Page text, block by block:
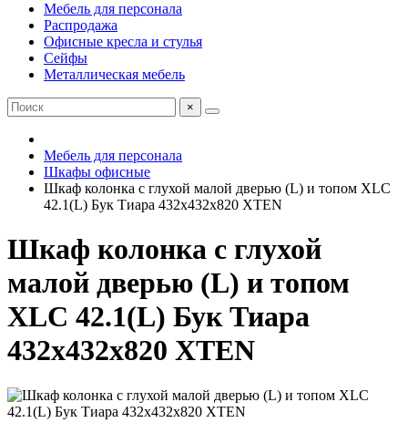
Мебель для персонала
Распродажа
Офисные кресла и стулья
Сейфы
Металлическая мебель
×
Мебель для персонала
Шкафы офисные
Шкаф колонка с глухой малой дверью (L) и топом XLC
42.1(L) Бук Тиара 432х432х820 XTEN
Шкаф колонка с глухой
малой дверью (L) и топом
XLC 42.1(L) Бук Тиара
432х432х820 XTEN